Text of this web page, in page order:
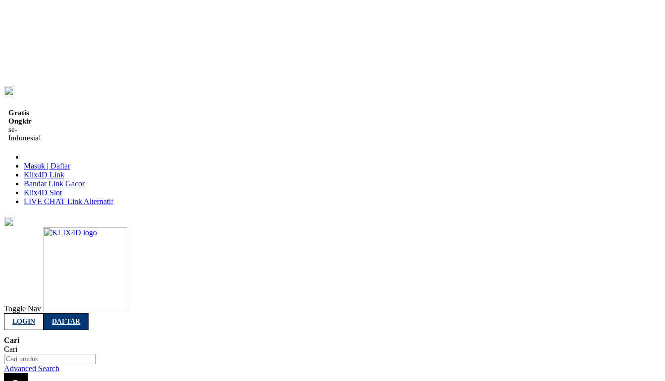
Gratis
Ongkir
se-
Indonesia!
Masuk | Daftar
Klix4D Link
Bandar Link Gacor
Klix4D Slot
LIVE CHAT Link Alternatif
Toggle Nav
LOGIN DAFTAR
Cari
Cari
Advanced Search